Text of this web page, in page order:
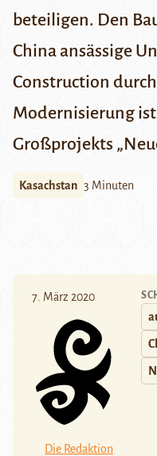
beteiligen. Den
China ansässige
Construction
Modernisierung ist
Großprojekts
Kasachstan 3 Minuten
7. März 2020
Die Redaktion